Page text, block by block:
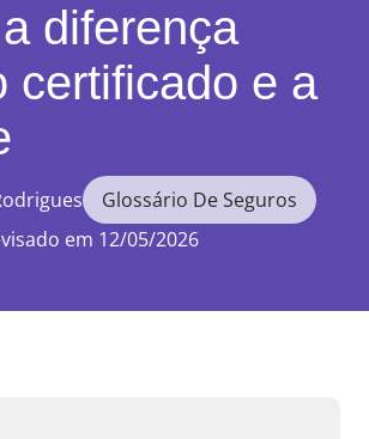
diferença
certificado e a
Glossário De Seguros
em 12/05/2026